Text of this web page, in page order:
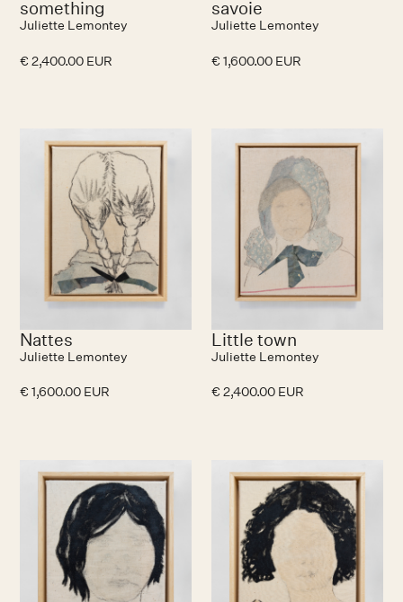
something
Juliette Lemontey
€ 2,400.00 EUR
savoie
Juliette Lemontey
€ 1,600.00 EUR
Nattes
Juliette Lemontey
€ 1,600.00 EUR
Little town
Juliette Lemontey
€ 2,400.00 EUR